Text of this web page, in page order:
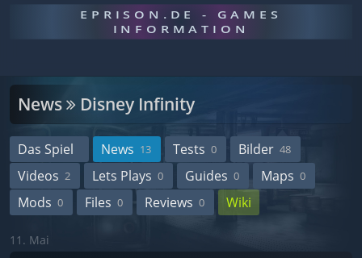
EPRISON.DE - GAMES
INFORMATION
News Disney Infinity
Das Spiel News 13 Tests 0 Bilder 48
Videos 2 Lets Plays 0 Guides 0 Maps 0
Mods 0 Files 0 Reviews 0 Wiki
11. Mai